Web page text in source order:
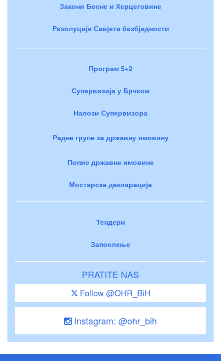
Закони Босне и Херцеговине
Резолуције Савјета безбједности
Програм 5+2
Супервизија у Брчком
Налози Супервизора
Радне групе за државну имовину
Попис државне имовине
Мостарска декларација
Тендери
Запослење
PRATITE NAS
Follow @OHR_BiH
Instagram: @ohr_bih